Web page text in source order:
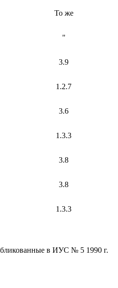
То же
"
3.9
1.2.7
3.6
1.3.3
3.8
3.8
1.3.3
в ИУС № 5 1990 г.